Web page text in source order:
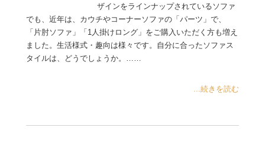
ザインをラインナップされているソファ
でも、近年は、カウチやコーナーソファの「パーツ」で、
「片肘ソファ」「1人掛けロング」をご購入いただく方も増え
ました。生活様式・趣向は様々です。自分に合ったソファス
タイルは、どうでしょうか。……
...続きを読む